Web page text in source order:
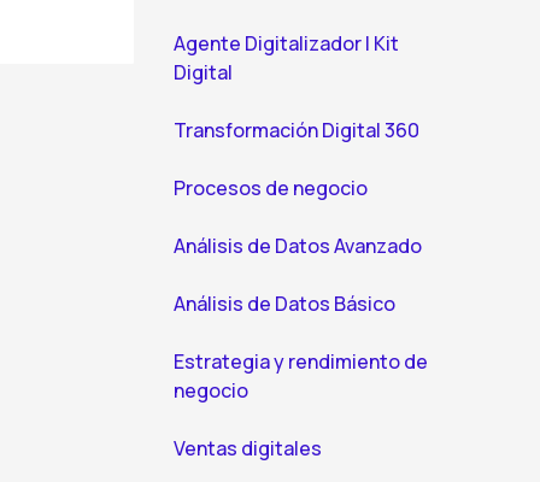
Agente Digitalizador | Kit
Digital
Transformación Digital 360
Procesos de negocio
Análisis de Datos Avanzado
Análisis de Datos Básico
Estrategia y rendimiento de
negocio
Ventas digitales